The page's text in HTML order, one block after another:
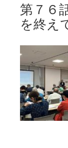
キ
ッ
プ
第７６
を終え